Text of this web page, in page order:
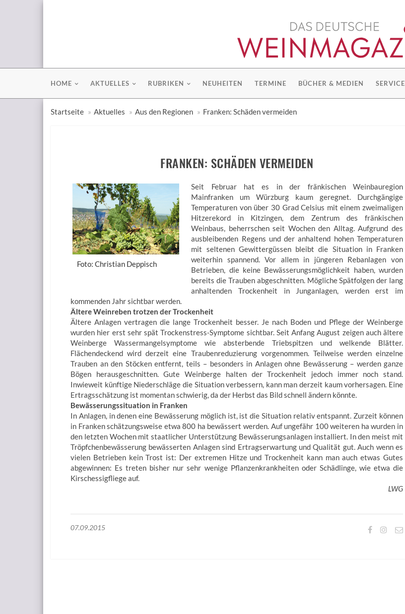
HOME AKTUELLES RUBRIKEN NEUHEITEN TERMINE BÜCHER & MEDIEN SERVICE
Startseite Aktuelles Aus den Regionen Franken: Schäden vermeiden
FRANKEN: SCHÄDEN VERMEIDEN
Foto: Christian Deppisch
Seit Februar hat es in der fränkischen Weinbauregion
Mainfranken um Würzburg kaum geregnet. Durchgängige
Temperaturen von über 30 Grad Celsius mit einem zweimaligen
Hitzerekord in Kitzingen, dem Zentrum des fränkischen
Weinbaus, beherrschen seit Wochen den Alltag. Aufgrund des
ausbleibenden Regens und der anhaltend hohen Temperaturen
mit seltenen Gewittergüssen bleibt die Situation in Franken
weiterhin spannend. Vor allem in jüngeren Rebanlagen von
Betrieben, die keine Bewässerungsmöglichkeit haben, wurden
bereits die Trauben abgeschnitten. Mögliche Spätfolgen der lang
anhaltenden Trockenheit in Junganlagen, werden erst im
kommenden Jahr sichtbar werden.
Ältere Weinreben trotzen der Trockenheit
Ältere Anlagen vertragen die lange Trockenheit besser. Je nach Boden und Pflege der Weinberge
wurden hier erst sehr spät Trockenstress-Symptome sichtbar. Seit Anfang August zeigen auch ältere
Weinberge Wassermangelsymptome wie absterbende Triebspitzen und welkende Blätter.
Flächendeckend wird derzeit eine Traubenreduzierung vorgenommen. Teilweise werden einzelne
Trauben an den Stöcken entfernt, teils – besonders in Anlagen ohne Bewässerung – werden ganze
Bögen herausgeschnitten. Gute Weinberge halten der Trockenheit jedoch immer noch stand.
Inwieweit künftige Niederschläge die Situation verbessern, kann man derzeit kaum vorhersagen. Eine
Ertragsschätzung ist momentan schwierig, da der Herbst das Bild schnell ändern könnte.
Bewässerungssituation in Franken
In Anlagen, in denen eine Bewässerung möglich ist, ist die Situation relativ entspannt. Zurzeit können
in Franken schätzungsweise etwa 800 ha bewässert werden. Auf ungefähr 100 weiteren ha wurden in
den letzten Wochen mit staatlicher Unterstützung Bewässerungsanlagen installiert. In den meist mit
Tröpfchenbewässerung bewässerten Anlagen sind Ertragserwartung und Qualität gut. Auch wenn es
vielen Betrieben kein Trost ist: Der extremen Hitze und Trockenheit kann man auch etwas Gutes
abgewinnen: Es treten bisher nur sehr wenige Pflanzenkrankheiten oder Schädlinge, wie etwa die
Kirschessigfliege auf.
LWG
07.09.2015